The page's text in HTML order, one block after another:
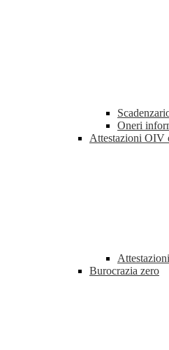
Oneri
Attestazioni OIV
Burocrazia zero